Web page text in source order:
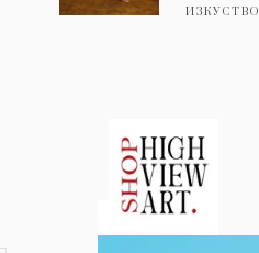
ИЗКУСТВО